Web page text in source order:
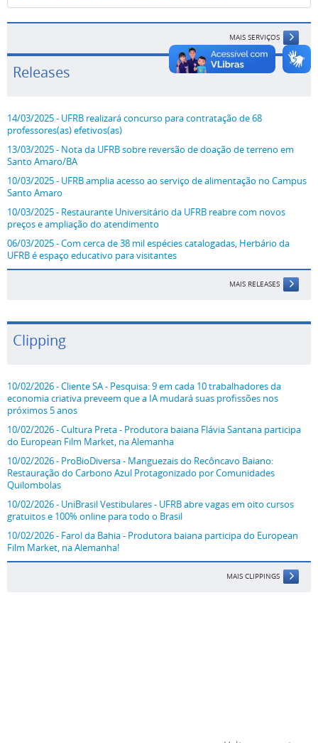
MAIS SERVIÇOS
Releases
14/03/2025 - UFRB realizará concurso para contratação de 68
professores(as) efetivos(as)
13/03/2025 - Nota da UFRB sobre reversão de doação de terreno em
Santo Amaro/BA
10/03/2025 - UFRB amplia acesso ao serviço de alimentação no Campus
Santo Amaro
10/03/2025 - Restaurante Universitário da UFRB reabre com novos
preços e ampliação do atendimento
06/03/2025 - Com cerca de 38 mil espécies catalogadas, Herbário da
UFRB é espaço educativo para visitantes
MAIS RELEASES
Clipping
10/02/2026 - Cliente SA - Pesquisa: 9 em cada 10 trabalhadores da
economia criativa preveem que a IA mudará suas profissões nos
próximos 5 anos
10/02/2026 - Cultura Preta - Produtora baiana Flávia Santana participa
do European Film Market, na Alemanha
10/02/2026 - ProBioDiversa - Manguezais do Recôncavo Baiano:
Restauração do Carbono Azul Protagonizado por Comunidades
Quilombolas
10/02/2026 - UniBrasil Vestibulares - UFRB abre vagas em oito cursos
gratuitos e 100% online para todo o Brasil
10/02/2026 - Farol da Bahia - Produtora baiana participa do European
Film Market, na Alemanha!
MAIS CLIPPINGS